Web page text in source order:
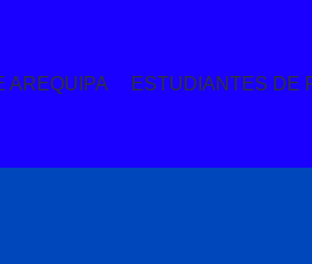
AREQUIPA ESTUDIANTES DE